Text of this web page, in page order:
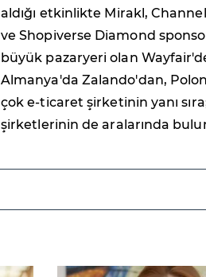
aldığı etkinlikte Mirakl,
ve Shopiverse Diamond
büyük pazaryeri olan
Almanya'da Zalando'dan,
çok e-ticaret şirketinin yanı
şirketlerinin de aralarında